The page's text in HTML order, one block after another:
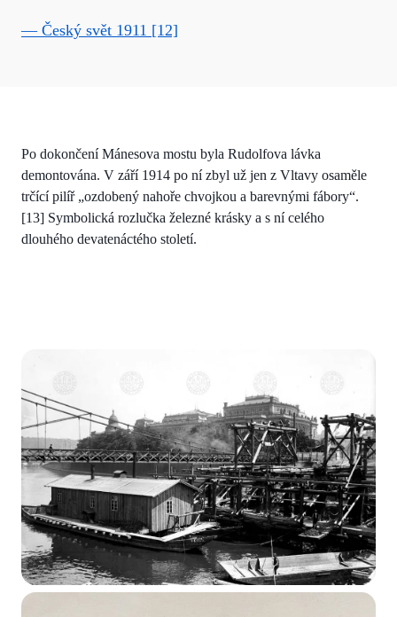
— Český svět 1911 [12]
Po dokončení Mánesova mostu byla Rudolfova lávka
demontována. V září 1914 po ní zbyl už jen z Vltavy osaměle
trčící pilíř „ozdobený nahoře chvojkou a barevnými fábory“.
[13] Symbolická rozlučka železné krásky a s ní celého
dlouhého devatenáctého století.